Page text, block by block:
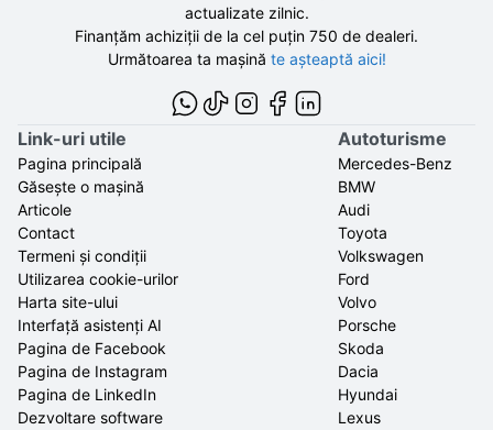
actualizate zilnic.
Finanțăm achiziții de la cel puțin 750 de dealeri.
Următoarea ta mașină te așteaptă aici!
Link-uri utile
Pagina principală
Găsește o mașină
Articole
Contact
Termeni și condiții
Utilizarea cookie-urilor
Harta site-ului
Interfață asistenți AI
Pagina de Facebook
Pagina de Instagram
Pagina de LinkedIn
Dezvoltare software
Autoturisme
Mercedes-Benz
BMW
Audi
Toyota
Volkswagen
Ford
Volvo
Porsche
Skoda
Dacia
Hyundai
Lexus